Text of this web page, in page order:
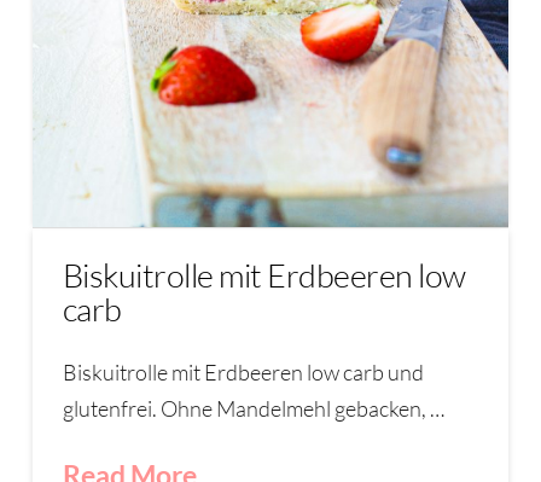
Biskuitrolle mit Erdbeeren low
carb
Biskuitrolle mit Erdbeeren low carb und
glutenfrei. Ohne Mandelmehl gebacken, …
Read More